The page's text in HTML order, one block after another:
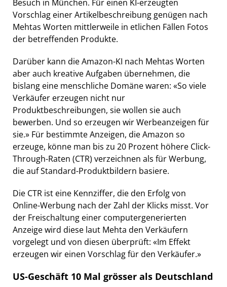
Besuch in München. Für einen KI-erzeugten
Vorschlag einer Artikelbeschreibung genügen nach
Mehtas Worten mittlerweile in etlichen Fällen Fotos
der betreffenden Produkte.
Darüber kann die Amazon-KI nach Mehtas Worten
aber auch kreative Aufgaben übernehmen, die
bislang eine menschliche Domäne waren: «So viele
Verkäufer erzeugen nicht nur
Produktbeschreibungen, sie wollen sie auch
bewerben. Und so erzeugen wir Werbeanzeigen für
sie.» Für bestimmte Anzeigen, die Amazon so
erzeuge, könne man bis zu 20 Prozent höhere Click-
Through-Raten (CTR) verzeichnen als für Werbung,
die auf Standard-Produktbildern basiere.
Die CTR ist eine Kennziffer, die den Erfolg von
Online-Werbung nach der Zahl der Klicks misst. Vor
der Freischaltung einer computergenerierten
Anzeige wird diese laut Mehta den Verkäufern
vorgelegt und von diesen überprüft: «Im Effekt
erzeugen wir einen Vorschlag für den Verkäufer.»
US-Geschäft 10 Mal grösser als Deutschland